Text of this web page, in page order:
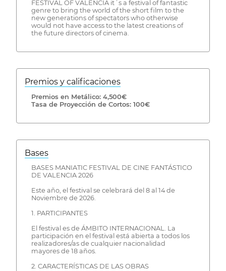
FESTIVAL OF VALENCIA it´s a festival of fantastic
genre to bring the world of the short film to the
new generations of spectators who otherwise
would not have access to the latest creations of
the future directors of cinema.
Premios y calificaciones
Premios en Metálico: 4,500€
Tasa de Proyección de Cortos: 100€
Bases
BASES MANIATIC FESTIVAL DE CINE FANTÁSTICO
DE VALENCIA 2026
Este año, el festival se celebrará del 8 al 14 de
Noviembre de 2026.
1. PARTICIPANTES
El festival es de ÁMBITO INTERNACIONAL. La
participación en el festival está abierta a todos los
realizadores/as de cualquier nacionalidad
mayores de 18 años.
2. CARACTERÍSTICAS DE LAS OBRAS